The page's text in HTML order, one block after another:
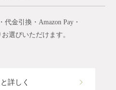
金引換・Amazon Pay・
選びいただけます。
詳しく